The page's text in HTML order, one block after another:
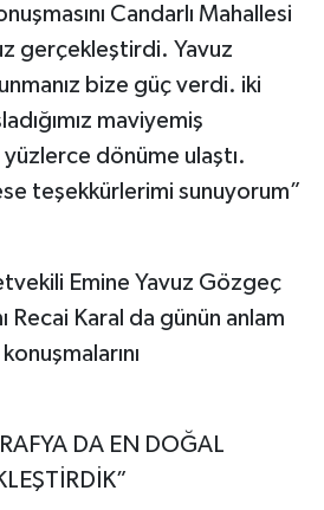
Candarlı Mahallesi
gerçekleştirdi. Yavuz
bize güç verdi. iki
maviyemiş
dönüme ulaştı.
teşekkürlerimi sunuyorum”
Emine Yavuz Gözgeç
Recai Karal da günün anlam
DA EN DOĞAL